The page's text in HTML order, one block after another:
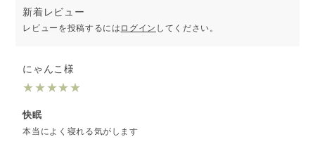
※受注生産となるため、5～7営業日以内に発送いたします。
予めご了承いただきますようお願い申し上げます。
新着レビュー
レビューを投稿するには ログイン してください。
にゃんこ様
★★★★★
快眠
本当によく寝れる気がします